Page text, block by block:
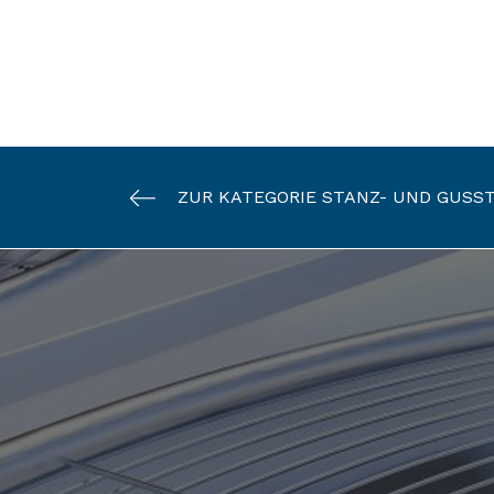
ZUR KATEGORIE STANZ- UND